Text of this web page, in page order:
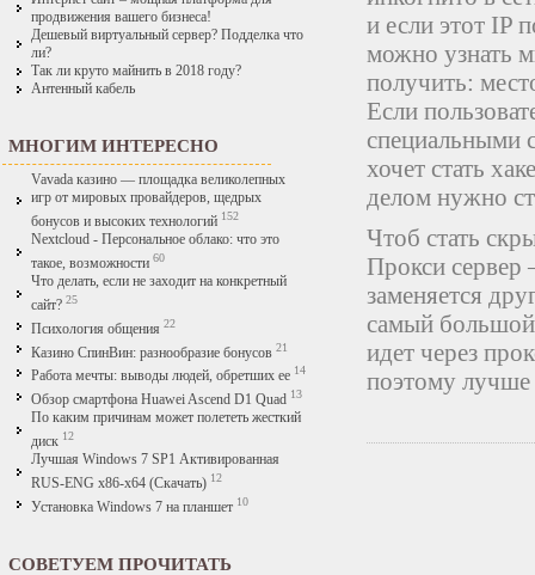
продвижения вашего бизнеса!
Дешевый виртуальный сервер? Подделка что
ли?
Так ли круто майнить в 2018 году?
Антенный кабель
МНОГИМ ИНТЕРЕСНО
Vavada казино — площадка великолепных
игр от мировых провайдеров, щедрых
бонусов и высоких технологий 152
Nextcloud - Персональное облако: что это
такое, возможности 60
Что делать, если не заходит на конкретный
сайт? 25
Психология общения 22
Казино СпинВин: разнообразие бонусов 21
Работа мечты: выводы людей, обретших ее 14
Обзор смартфона Huawei Ascend D1 Quad 13
По каким причинам может полететь жесткий
диск 12
Лучшая Windows 7 SP1 Активированная
RUS-ENG x86-x64 (Скачать) 12
Установка Windows 7 на планшет 10
СОВЕТУЕМ ПРОЧИТАТЬ
и если этот IP
можно узнать
получить:
Если
специальными
хочет стать
делом нужно
Чтоб стать
Прокси сервер
заменяется
самый большой
идет через
поэтому лучше